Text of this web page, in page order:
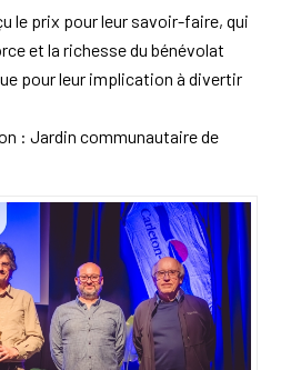
le prix pour leur savoir-faire, qui
et la richesse du bénévolat
pour leur implication à divertir
: Jardin communautaire de